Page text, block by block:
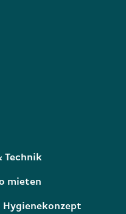
Technik
mieten
Hygienekonzept